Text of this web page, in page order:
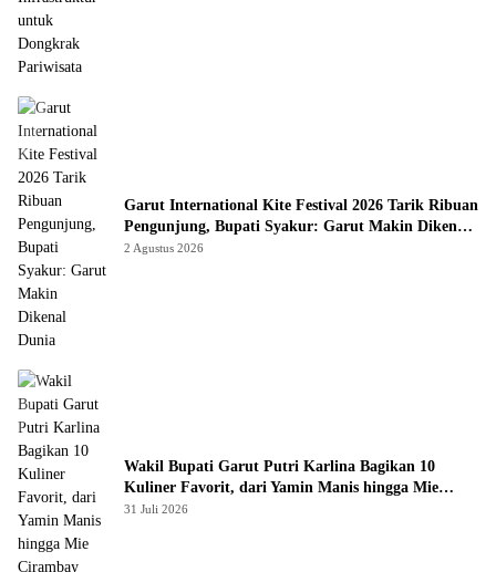
Garut International Kite Festival 2026 Tarik Ribuan
Pengunjung, Bupati Syakur: Garut Makin Dikenal
Dunia
2 Agustus 2026
Wakil Bupati Garut Putri Karlina Bagikan 10
Kuliner Favorit, dari Yamin Manis hingga Mie
Cirambay Cigedug
31 Juli 2026